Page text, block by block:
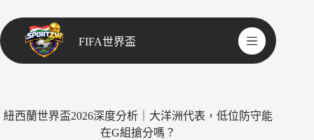
FIFA世界盃
紐西蘭世界盃2026深度分析｜大洋洲代表，低位防守能
在G組搶分嗎？